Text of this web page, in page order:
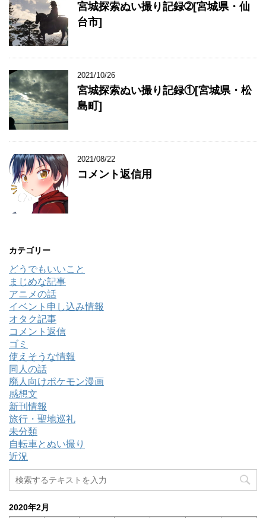
宮城探索ぬい撮り記録➁[宮城県・仙
台市]
2021/10/26
宮城探索ぬい撮り記録①[宮城県・松
島町]
2021/08/22
コメント返信用
カテゴリー
どうでもいいこと
まじめな記事
アニメの話
イベント申し込み情報
オタク記事
コメント返信
ゴミ
使えそうな情報
同人の話
廃人向けポケモン漫画
感想文
新刊情報
旅行・聖地巡礼
未分類
自転車とぬい撮り
近況
2020年2月